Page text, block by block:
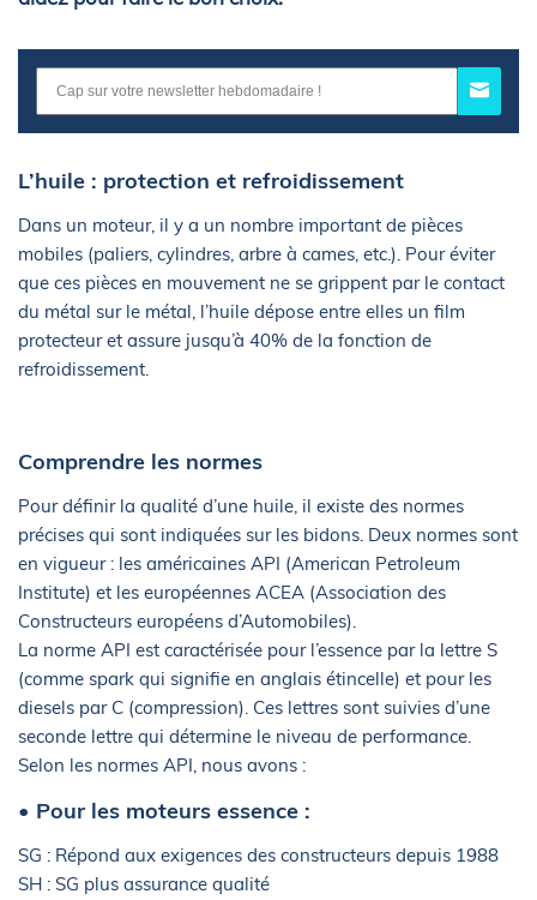
L’huile : protection et refroidissement
Dans un moteur, il y a un nombre important de pièces
mobiles (paliers, cylindres, arbre à cames, etc.). Pour éviter
que ces pièces en mouvement ne se grippent par le contact
du métal sur le métal, l’huile dépose entre elles un film
protecteur et assure jusqu’à 40% de la fonction de
refroidissement.
Comprendre les normes
Pour définir la qualité d’une huile, il existe des normes
précises qui sont indiquées sur les bidons. Deux normes sont
en vigueur : les américaines API (American Petroleum
Institute) et les européennes ACEA (Association des
Constructeurs européens d’Automobiles).
La norme API est caractérisée pour l’essence par la lettre S
(comme spark qui signifie en anglais étincelle) et pour les
diesels par C (compression). Ces lettres sont suivies d’une
seconde lettre qui détermine le niveau de performance.
Selon les normes API, nous avons :
• Pour les moteurs essence :
SG : Répond aux exigences des constructeurs depuis 1988
SH : SG plus assurance qualité